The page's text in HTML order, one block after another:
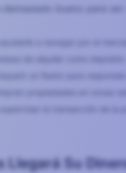
bueno para
Llegará Su